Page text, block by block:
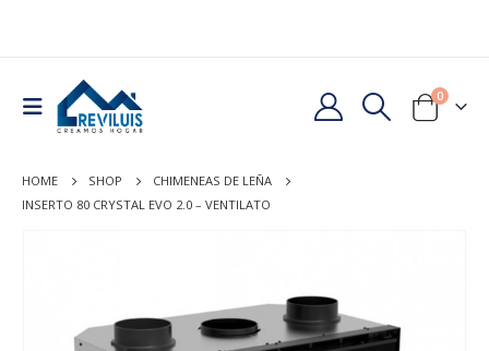
0
HOME SHOP
CHIMENEAS DE LEÑA
INSERTO 80 CRYSTAL EVO 2.0 – VENTILATO